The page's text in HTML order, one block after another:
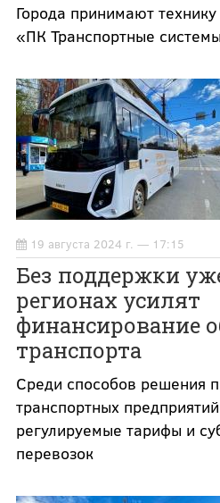
Города принимают
«ПК Транспортные
19 августа 2024 г. — 17:15
Без поддержки
регионах усилят
финансирование
транспорта
Среди способов решения
транспортных
регулируемые тарифы и
перевозок